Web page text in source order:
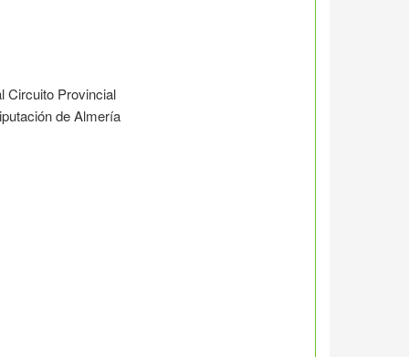
Circuito Provincial
de Almería